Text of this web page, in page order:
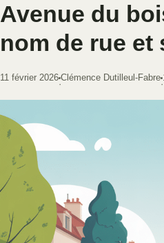
Avenue du
nom de rue et
11 février 2026
·
Clémence Dutilleul-Fabre
·